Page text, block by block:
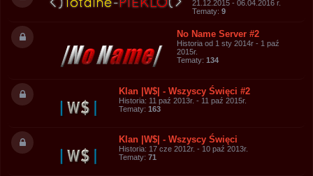
21.12.2015 - 06.04.2016 r.
Tematy: 9
No Name Server #2
Historia od 1 sty 2014r - 1 paź
2015r.
Tematy: 134
Klan |W$| - Wszyscy Święci #2
Historia: 11 paź 2013r. - 11 paź 2015r.
Tematy: 163
Klan |W$| - Wszyscy Święci
Historia: 17 cze 2012r. - 10 paź 2013r.
Tematy: 71